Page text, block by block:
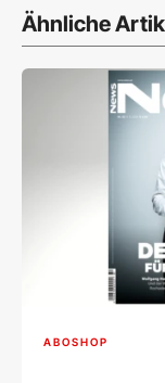
Ähnliche
ABOSHOP